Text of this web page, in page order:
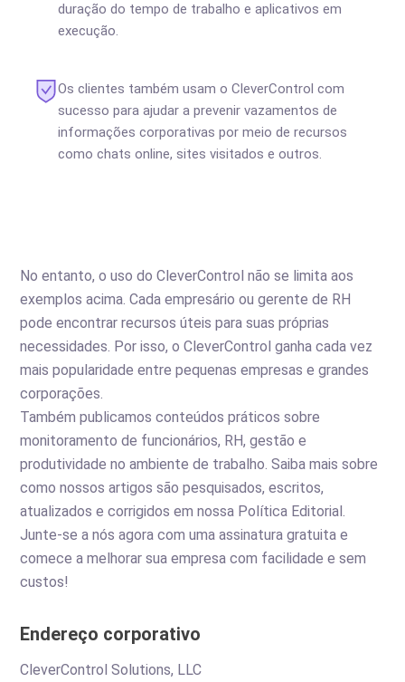
duração do tempo de trabalho e aplicativos em
execução.
Os clientes também usam o CleverControl com
sucesso para ajudar a prevenir vazamentos de
informações corporativas por meio de recursos
como chats online, sites visitados e outros.
No entanto, o uso do CleverControl não se limita aos
exemplos acima. Cada empresário ou gerente de RH
pode encontrar recursos úteis para suas próprias
necessidades. Por isso, o CleverControl ganha cada vez
mais popularidade entre pequenas empresas e grandes
corporações.
Também publicamos conteúdos práticos sobre
monitoramento de funcionários, RH, gestão e
produtividade no ambiente de trabalho. Saiba mais sobre
como nossos artigos são pesquisados, escritos,
atualizados e corrigidos em nossa Política Editorial.
Junte-se a nós agora com uma assinatura gratuita e
comece a melhorar sua empresa com facilidade e sem
custos!
Endereço corporativo
CleverControl Solutions, LLC